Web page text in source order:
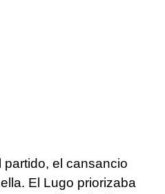
el cansancio
El Lugo priorizaba